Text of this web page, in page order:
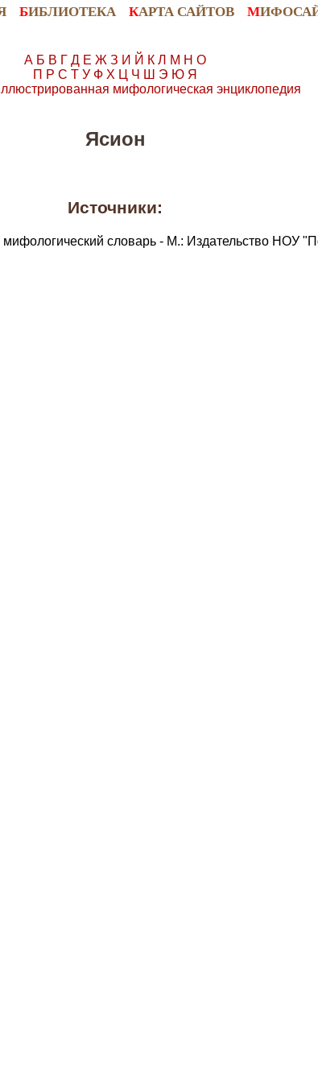
БИБЛИОТЕКА КАРТА САЙТОВ М
А Б В Г Д Е Ж З И Й К Л М Н О
П Р С Т У Ф Х Ц Ч Ш Э Ю Я
мифологическая энциклопедия
Ясион
Источники:
словарь - М.: Издательство НОУ